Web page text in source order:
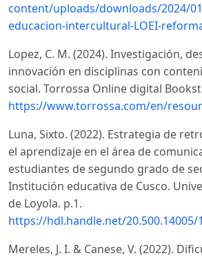
content/uploads/downloads/2024/
educacion-intercultural-LOEI-
Lopez, C. M. (2024). Investigación,
innovación en disciplinas con
social. Torrossa Online digital
https://www.torrossa.com/en/
Luna, Sixto. (2022). Estrategia de
el aprendizaje en el área de
estudiantes de segundo grado de
Institución educativa de Cusco.
de Loyola. p.1.
https://hdl.handle.net/20.500.14005/
Mereles, J. I. & Canese, V. (2022).